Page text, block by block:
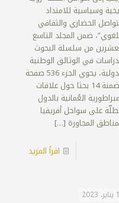
وسياسية للامتداد
الحضاري والثقافي
ضمن المجلد التاسع
من سلسلة البحوث
في الوثائق الوطنية
والدولية، يحوي الجزء 536 صفحة
متضمنة 14 بحثا حول علاقات
العُمانية بالدول
على سواحل أفريقيا
المجاورة […]
اقرأ المزيد